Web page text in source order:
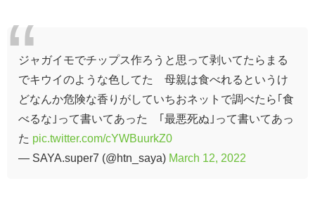
ジャガイモでチップス作ろうと思って剥いてたらまる
でキウイのような色してた 母親は食べれるというけ
どなんか危険な香りがしていちおネットで調べたら｢食
べるな｣って書いてあった ｢最悪死ぬ｣って書いてあっ
た pic.twitter.com/cYWBuurkZ0
— SAYA.super7 (@htn_saya) March 12, 2022